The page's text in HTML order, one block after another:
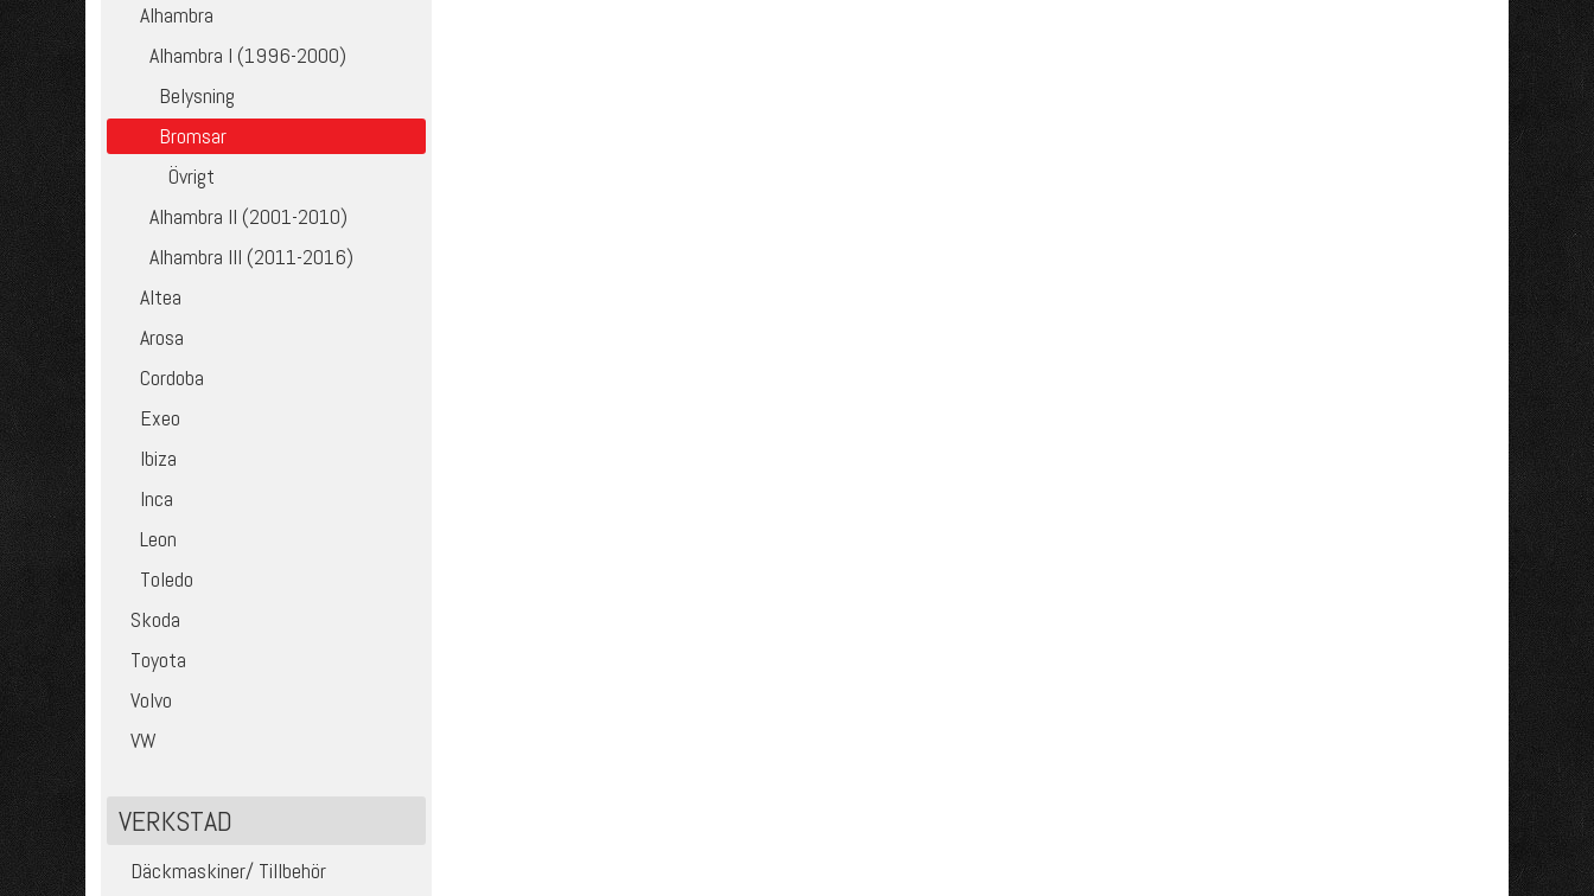
Alhambra
Alhambra I (1996-2000)
Belysning
Bromsar
Övrigt
Alhambra II (2001-2010)
Alhambra III (2011-2016)
Altea
Arosa
Cordoba
Exeo
Ibiza
Inca
Leon
Toledo
Skoda
Toyota
Volvo
VW
VERKSTAD
Däckmaskiner/ Tillbehör